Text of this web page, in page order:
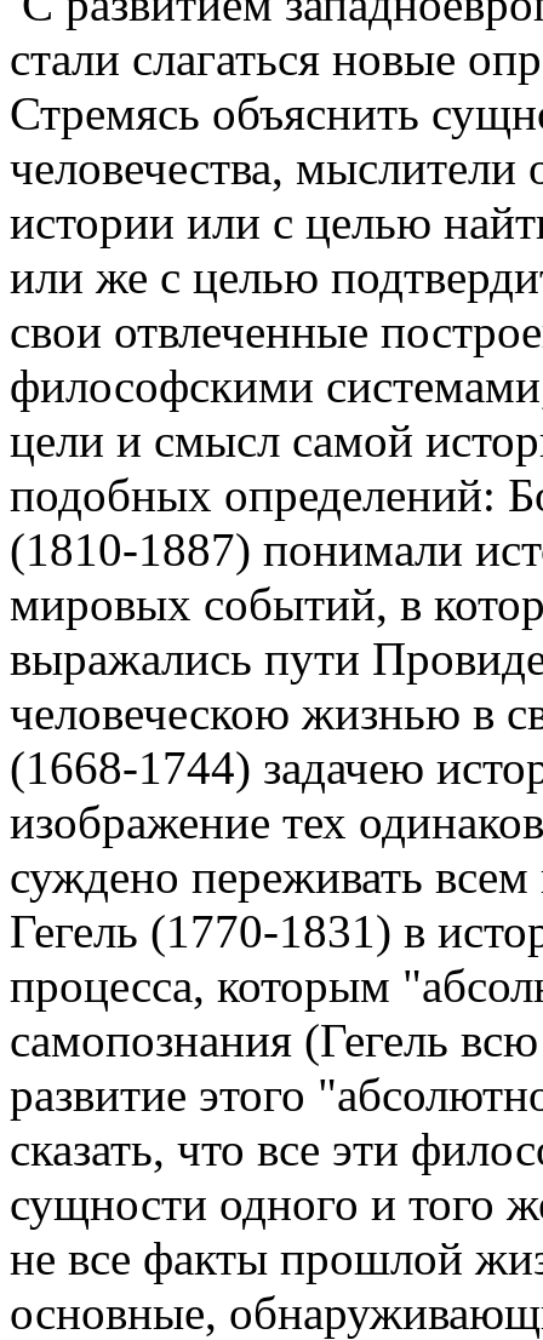
стали слагаться новые
Стремясь объяснить
человечества,
истории или с целью
или же с целью
свои отвлеченные
философскими
цели и смысл самой
подобных определений:
(1810-1887) понимали
мировых событий, в
выражались пути
человеческою жизнью в
(1668-1744) задачею
изображение тех
суждено переживать
Гегель (1770-1831) в
процесса, которым
самопознания (Гегель
развитие этого
сказать, что все эти
сущности одного и того
не все факты прошлой
основные,